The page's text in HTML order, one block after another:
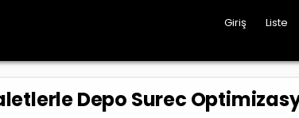
Giriş Liste
Depo Surec